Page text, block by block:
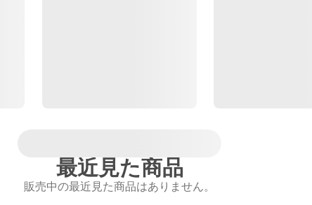
最近見た商品
販売中の最近見た商品はありません。